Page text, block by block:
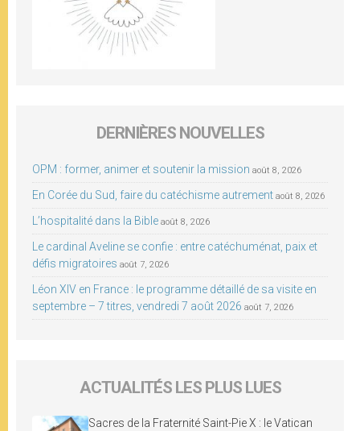
DERNIÈRES NOUVELLES
OPM : former, animer et soutenir la mission août 8, 2026
En Corée du Sud, faire du catéchisme autrement août 8, 2026
L’hospitalité dans la Bible août 8, 2026
Le cardinal Aveline se confie : entre catéchuménat, paix et
défis migratoires août 7, 2026
Léon XIV en France : le programme détaillé de sa visite en
septembre – 7 titres, vendredi 7 août 2026 août 7, 2026
ACTUALITÉS LES PLUS LUES
Sacres de la Fraternité Saint-Pie X : le Vatican